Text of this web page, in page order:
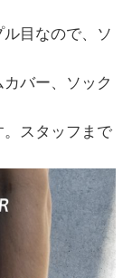
目なので、ソ
バー、ソック
スタッフまで